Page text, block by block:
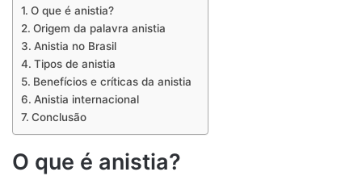
O que é anistia?
Origem da palavra anistia
Anistia no Brasil
Tipos de anistia
Benefícios e críticas da anistia
Anistia internacional
Conclusão
O que é anistia?